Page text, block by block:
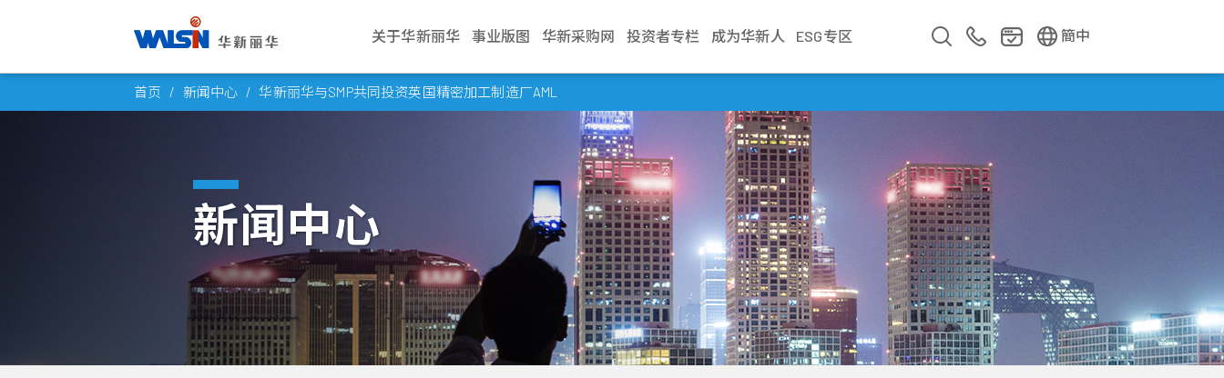
关于华新丽华
关于华新丽华
中华区电线电缆与不锈钢产业领导厂
商，至今已发展成为高科技及能源投
资之跨国企业集团。
进一步瞭解
公司介绍
团队与组织
转投资企业
人权政策
新闻中心
最新消息
活动讯息
文件中心
业务窗口
利害关係人
营运据点
企业影片
事业版图
事业版图
厚植实力，朝向制造服务业，成为企
业经营的卓越典范。
电线电缆事业 不锈钢事业
Steeval® 奇沃冷精
无缝钢管
热轧棒
热/冷轧钢捲
小钢胚/扁钢胚/钢
镍生铁生产与销售
冰镍生产与销售
代理服务
建设开發
资产管理
物业管理
企业简介
华新采购网 投资者专栏
投资者专栏
找到最丰盈的投资佈局！
进一步瞭解
公司治理
内部稽核
风险管理
财务资讯
每月营业额报告
每季财务报告
公司年报
信用评等
联络窗口
股东会
股价资讯
股利纪录
重大讯息公告
问答集
当季召开资讯
历年资料
公司年报
成为华新人
成为华新人
进一步瞭解
华新生活
员工意见调查
加入华新
应征管道
应征流程
遇见华新人
求职问答集
训练地图
学习型组织
华新丽华学院
遇见华新人
ESG专区 簡中
首页 新闻中心 华新丽华与SMP共同投资英国精密加工制造厂AML
新闻中心